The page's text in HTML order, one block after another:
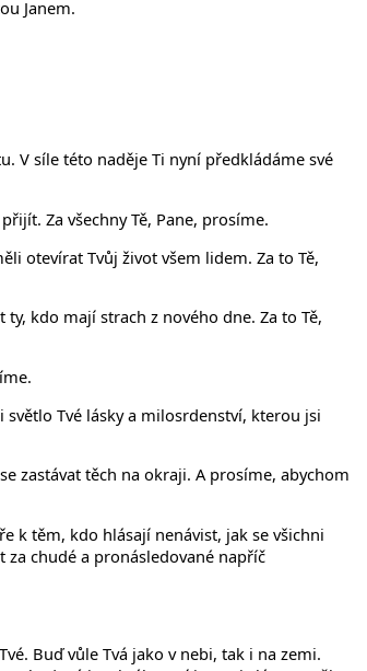
Janem.
V síle této naděje Ti nyní předkládáme své
Za všechny Tě, Pane, prosíme.
otevírat Tvůj život všem lidem. Za to Tě,
kdo mají strach z nového dne. Za to Tě,
Tvé lásky a milosrdenství, kterou jsi
zastávat těch na okraji. A prosíme, abychom
k těm, kdo hlásají nenávist, jak se všichni
za chudé a pronásledované napříč
Buď vůle Tvá jako v nebi, tak i na zemi.